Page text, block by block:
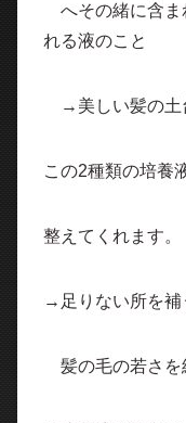
へその緒に含ま
れる液のこと
→美しい髪の土
この2種類の培養
整えてくれます。
→足りない所を補
髪の毛の若さを